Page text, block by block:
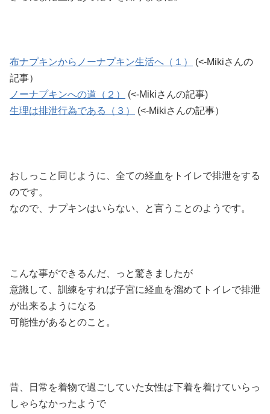
布ナプキンからノーナプキン生活へ（１）
(<-Mikiさんの
記事）
ノーナプキンへの道（２）
(<-Mikiさんの記事)
生理は排泄行為である（３）
(<-Mikiさんの記事）
おしっこと同じように、全ての経血をトイレで排泄をする
のです。
なので、ナプキンはいらない、と言うことのようです。
こんな事ができるんだ、っと驚きましたが
意識して、訓練をすれば子宮に経血を溜めてトイレで排泄
が出来るようになる
可能性があるとのこと。
昔、日常を着物で過ごしていた女性は下着を着けていらっ
しゃらなかったようで